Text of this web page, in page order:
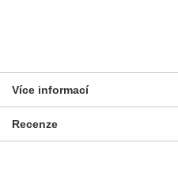
Více informací
Recenze